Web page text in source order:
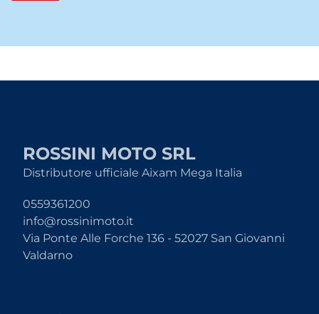
ROSSINI MOTO SRL
Distributore ufficiale Aixam Mega Italia
0559361200
info@rossinimoto.it
Via Ponte Alle Forche 136 - 52027 San Giovanni
Valdarno